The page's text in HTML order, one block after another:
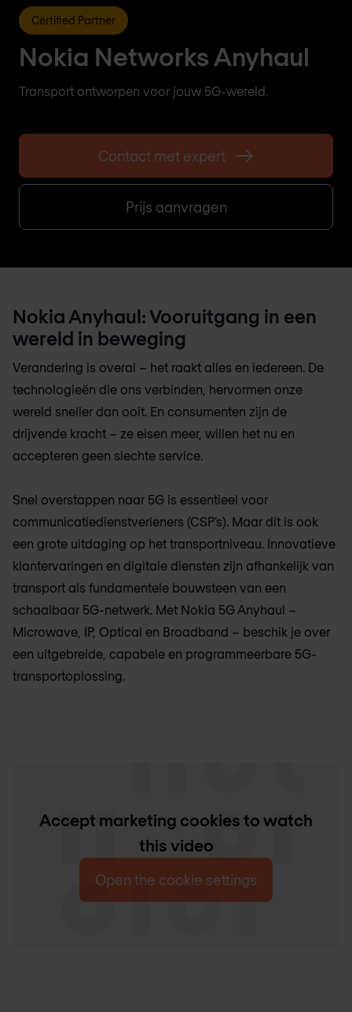
Certified Partner
Nokia Networks Anyhaul
Transport ontworpen voor jouw 5G-wereld.
Contact met expert
Prijs aanvragen
Nokia Anyhaul: Vooruitgang in een
wereld in beweging
Verandering is overal – het raakt alles en iedereen. De
technologieën die ons verbinden, hervormen onze
wereld sneller dan ooit. En consumenten zijn de
drijvende kracht – ze eisen meer, willen het nu en
accepteren geen slechte service.
Snel overstappen naar 5G is essentieel voor
communicatiedienstverleners (CSP’s). Maar dit is ook
een grote uitdaging op het transportniveau. Innovatieve
klantervaringen en digitale diensten zijn afhankelijk van
transport als fundamentele bouwsteen van een
schaalbaar 5G-netwerk. Met Nokia 5G Anyhaul –
Microwave, IP, Optical en Broadband – beschik je over
een uitgebreide, capabele en programmeerbare 5G-
transportoplossing.
Accept marketing cookies to watch
this video
Open the cookie settings